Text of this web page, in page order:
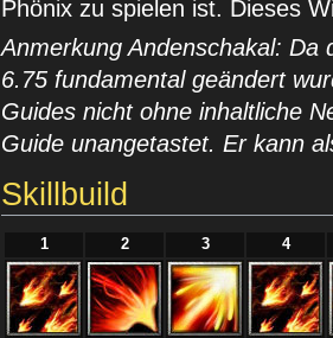
Phönix zu spielen ist. Dieses
Anmerkung Andenschakal: Da
6.75 fundamental geändert
Guides nicht ohne inhaltliche
Guide unangetastet. Er kann
Skillbuild
1 2 3 4